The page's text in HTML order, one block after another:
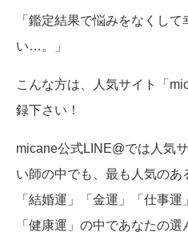
「鑑定結果で悩みをなくし
い…。」
こんな方は、人気サイト「
録下さい！
micane公式LINE@では人気
い師の中でも、最も人気のあ
「結婚運」「金運」「仕事運
「健康運」の中であなたの